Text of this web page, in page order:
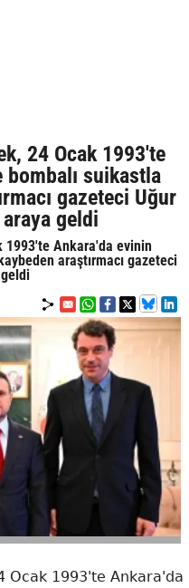
24 Ocak 1993'te
suikastla
gazeteci Uğur
geldi
1993'te Ankara'da evinin
araştırmacı gazeteci
Ocak 1993'te Ankara'da